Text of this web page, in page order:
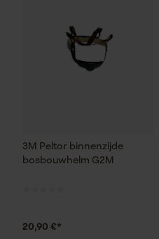
3M Peltor binnenzijde
bosbouwhelm G2M
20,90 €*